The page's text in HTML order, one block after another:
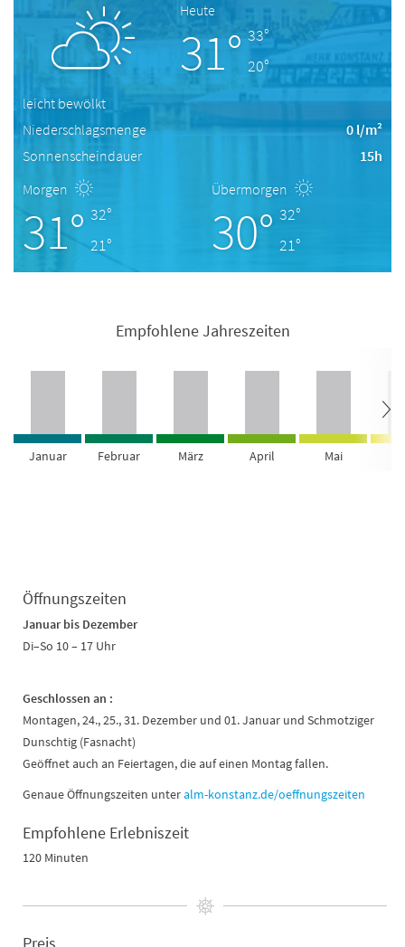
Heute
31° 33°
20°
leicht bewölkt
Niederschlagsmenge
0 l/m²
Sonnenscheindauer
15h
Morgen
31° 32°
21°
Übermorgen
30° 32°
21°
Empfohlene Jahreszeiten
Januar Februar März April Mai
Öffnungszeiten
Januar bis Dezember
Di–So 10 – 17 Uhr
Geschlossen an :
Montagen, 24., 25., 31. Dezember und 01. Januar und Schmotziger
Dunschtig (Fasnacht)
Geöffnet auch an Feiertagen, die auf einen Montag fallen.
Genaue Öffnungszeiten unteralm-konstanz.de/oeffnungszeiten
Empfohlene Erlebniszeit
120 Minuten